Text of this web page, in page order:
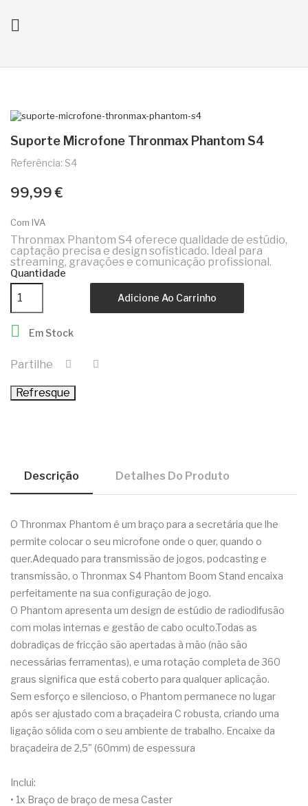

Suporte Microfone Thronmax Phantom S4
Referência: S4
99,99 €
Com IVA
Thronmax Phantom S4 oferece qualidade de estúdio,
captação precisa e design sofisticado. Ideal para
streaming, gravações e comunicação profissional.
Quantidade
Adicione Ao Carrinho
 Em Stock
Partilhe
Descrição Detalhes Do Produto
O Thronmax Phantom é um braço para a secretária que lhe
permite colocar o seu microfone onde o quer, quando o
quer.Adequado para transmissão de jogos, podcasting e
transmissão, o Thronmax S4 Phantom Boom Stand encaixa
perfeitamente na sua configuração de jogo.
O Phantom apresenta um design de estúdio de radiodifusão
com molas internas e gestão de cabo oculto.Todas as
dobradiças de fricção são apertadas à mão (não são
necessárias ferramentas), e uma rotação completa de 360
graus significa que está coberto para qualquer aplicação.
Sem esforço e silencioso, o Phantom permanece no lugar
após ser ajustado com a braçadeira C robusta, criando uma
ligação sólida com o seu ambiente de trabalho. Encaixe da
braçadeira de 2,5" (60mm) de espessura
Inclui:
• 1x Braço de braço de mesa Caster